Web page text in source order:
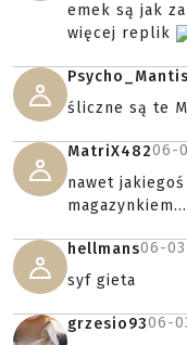
emek są jak
więcej replik
Psycho_Mantis
śliczne są te
MatriX48206-
nawet
magazynkiem...
hellmans06-
syf gieta
grzesio9306-